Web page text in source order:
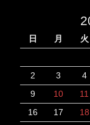
日 月 火
2
3 4
9
10 11
16
17 18